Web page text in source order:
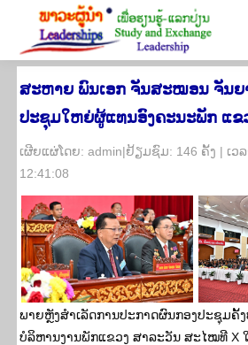
ສະຫາຍ ພົນເອກ ຈັນສະໝອນ ຈັນຍ
ປະຊຸມໃຫຍ່ຜູ້ແທນອົງຄະນະພັກ ແຂ
ເຜີຍ​ແຜ່​ໂດຍ: admin|ຢ້ຽມ​ຊົມ: 146 ຄັ້ງ | ເວ​ລ
12:41:08
ພາຍຫຼັງສໍາເລັດການປະກາດຜົນກອງປະຊຸມຄັ້
ບໍລິຫານງານພັກແຂວງ ສາລະວັນ ສະໄໝທີ X